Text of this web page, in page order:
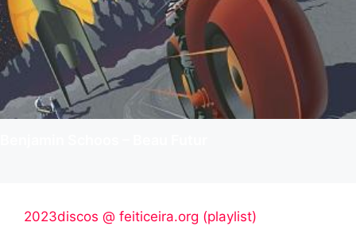
2023discos @ feiticeira.org (playlist)